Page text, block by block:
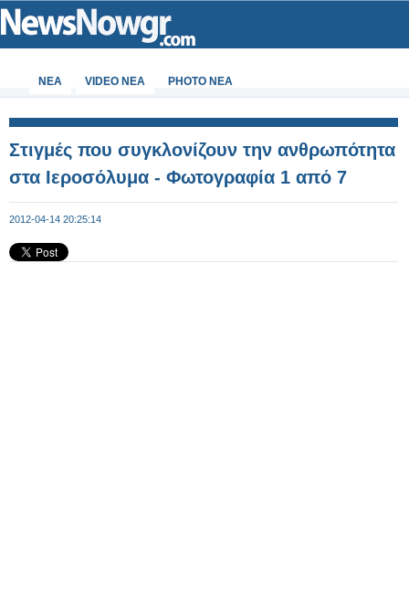
ΝΕΑ VIDEO NEA PHOTO NEA
Στιγμές που συγκλονίζουν την ανθρωπότητα
στα Ιεροσόλυμα - Φωτογραφία 1 από 7
2012-04-14 20:25:14